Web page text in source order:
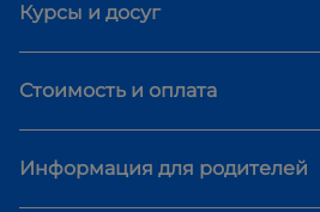
Курсы и досуг
Стоимость и оплата
Информация для родителей